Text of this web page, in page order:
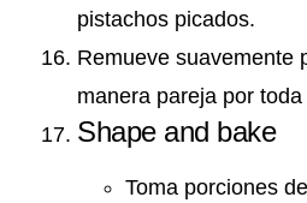
pistachos picados.
Remueve suavemente
manera pareja por
Shape and bake
Toma porciones